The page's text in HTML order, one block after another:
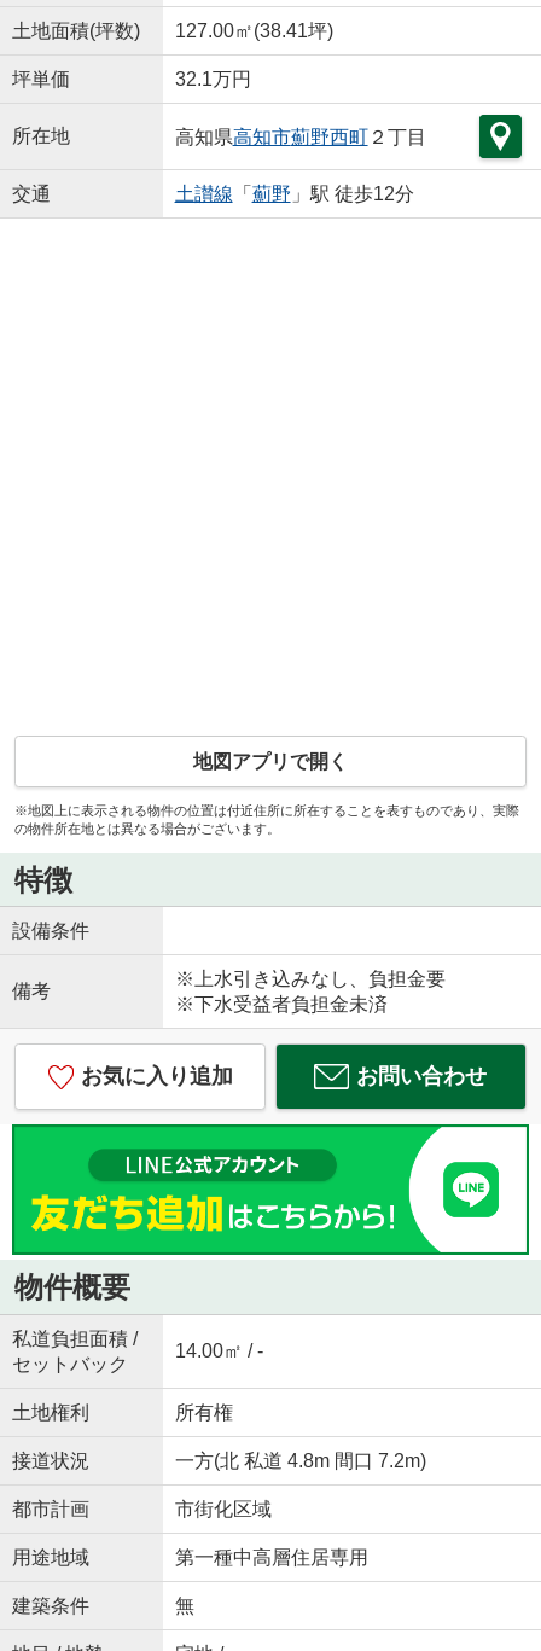
土地面積(坪数) 127.00㎡(38.41坪)
坪単価 32.1万円
所在地 高知県高知市薊野西町２丁目
交通 土讃線 「 薊野 」駅 徒歩12分
地図アプリで開く
※地図上に表示される物件の位置は付近住所に所在することを表すものであり、実際
の物件所在地とは異なる場合がございます。
特徴
設備条件
備考
※上水引き込みなし、負担金要
※下水受益者負担金未済
お気に入り追加 お問い合わせ
物件概要
私道負担面積 /
セットバック
14.00㎡ / -
土地権利 所有権
接道状況 一方(北 私道 4.8m 間口 7.2m)
都市計画 市街化区域
用途地域 第一種中高層住居専用
建築条件 無